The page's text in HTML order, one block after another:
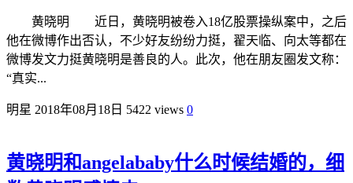
黄晓明 近日，黄晓明被卷入18亿股票操纵案中，之后
他在微博作出否认，不少好友纷纷力挺，翟天临、向太等都在
微博发文力挺黄晓明是善良的人。此次，他在朋友圈发文称：
“真实...
明星 2018年08月18日 5422 views 0
黄晓明和angelababy什么时候结婚的，细